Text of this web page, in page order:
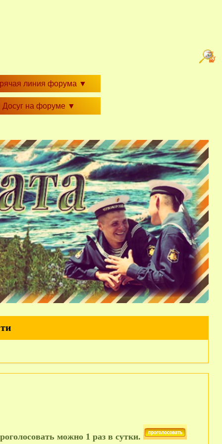
линия форума ▼
Досуг на форуме ▼
можно 1 раз в сутки.